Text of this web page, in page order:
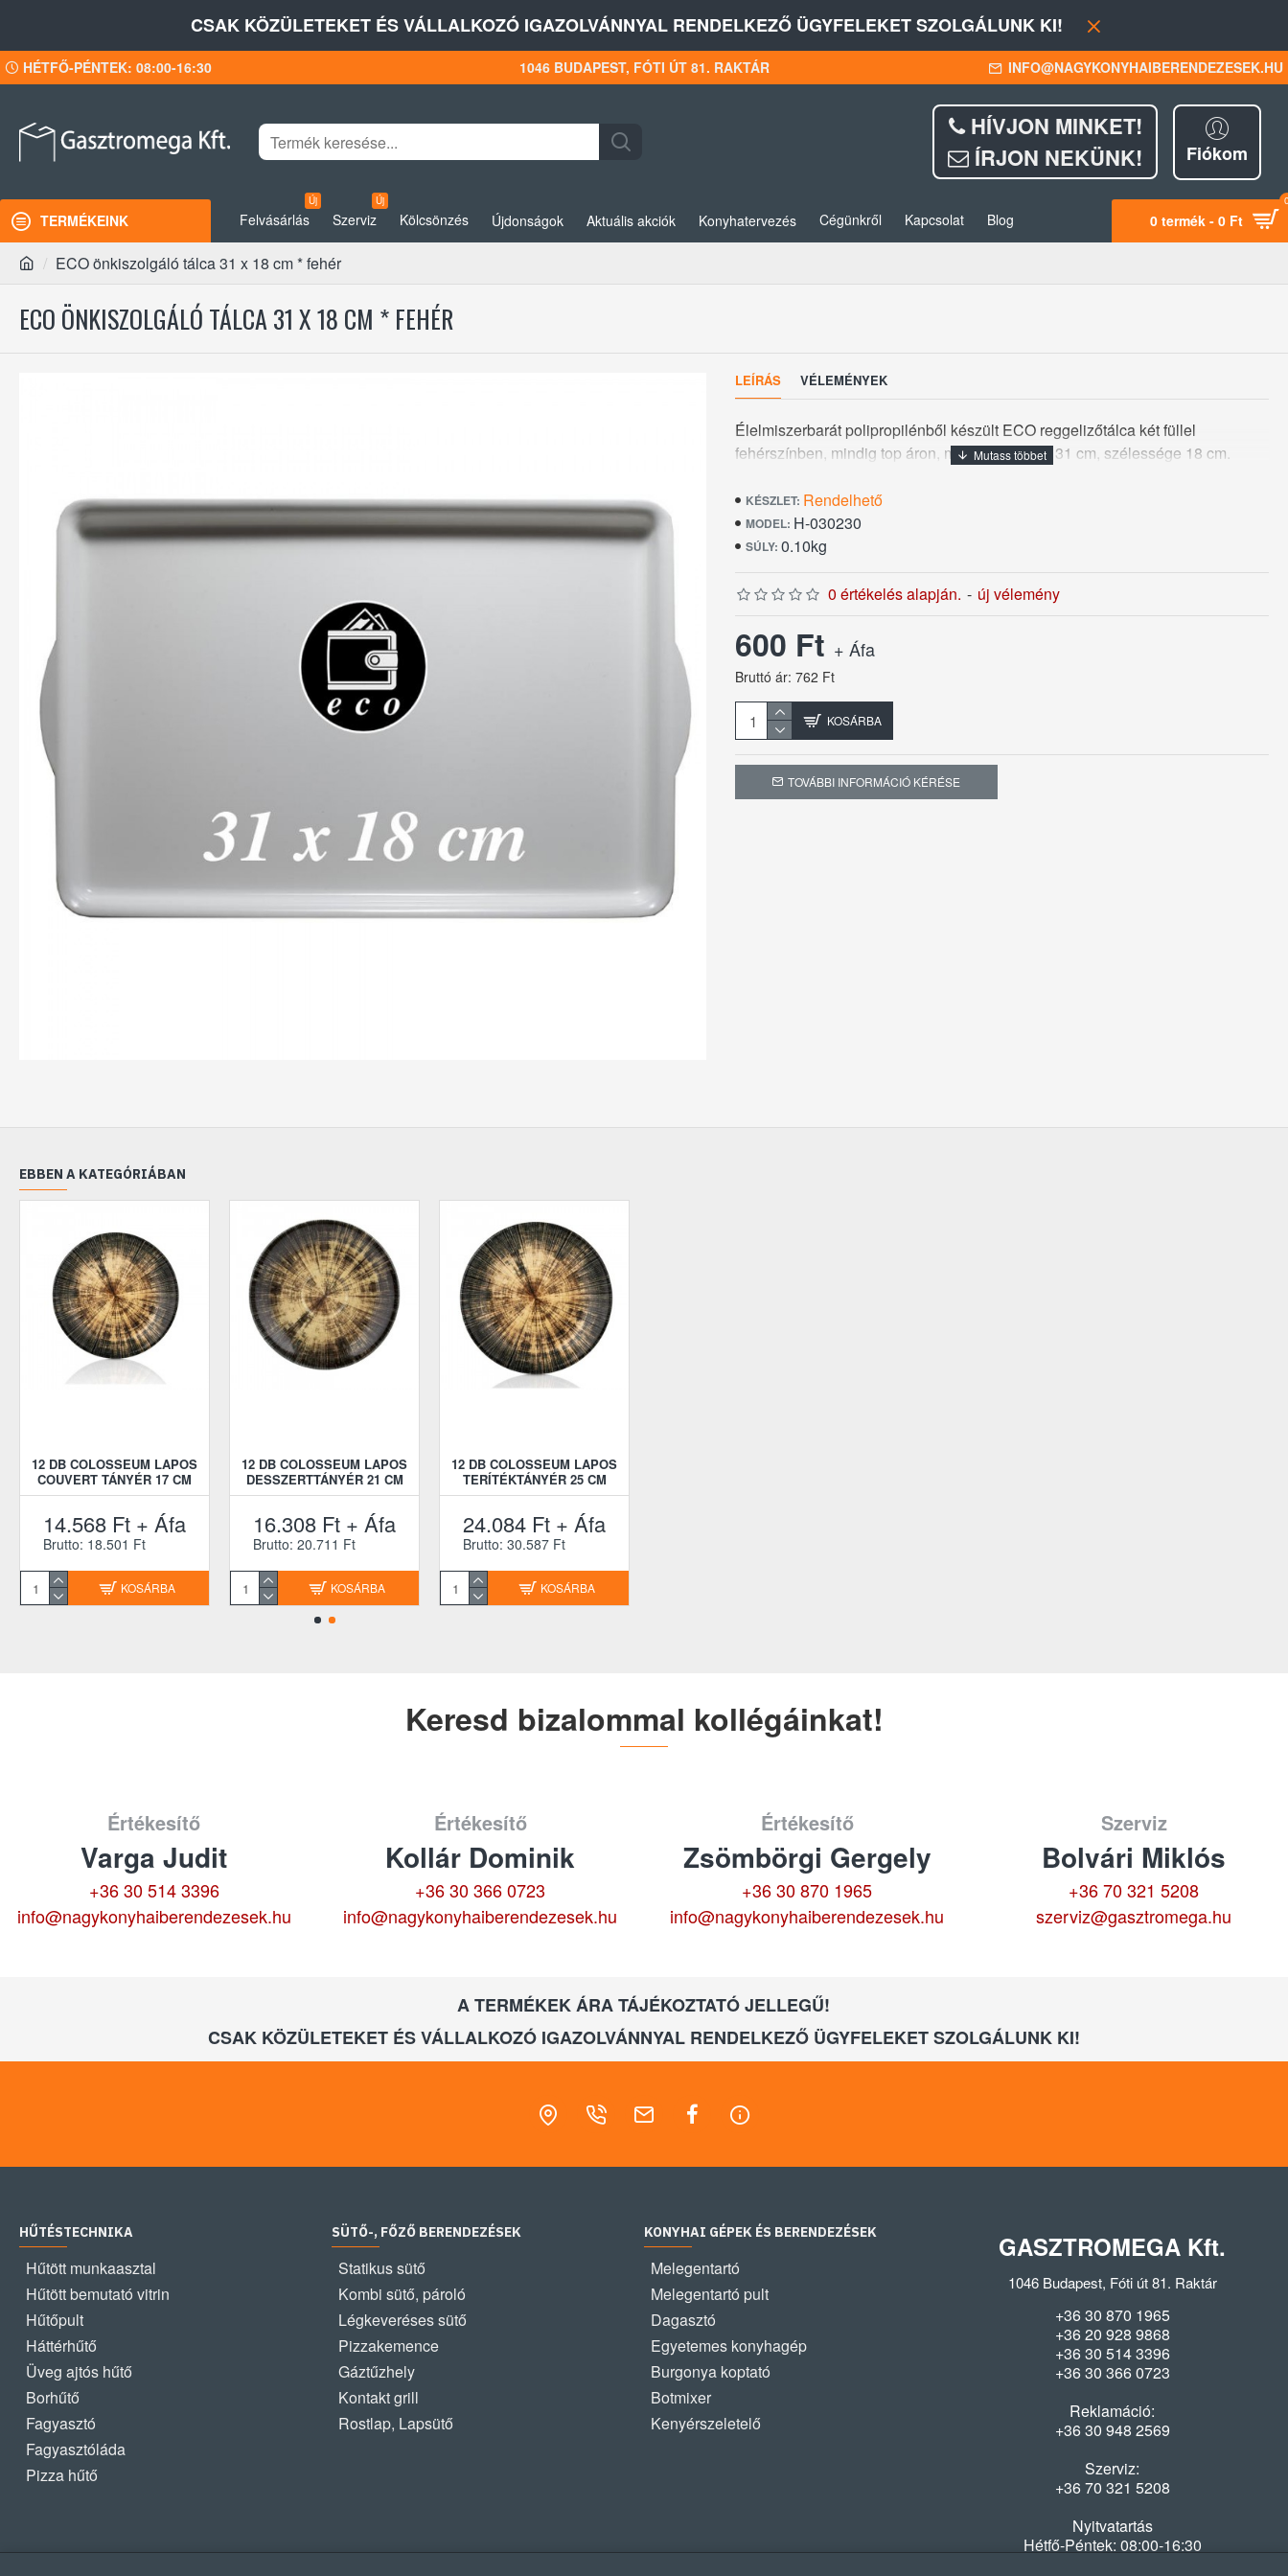
CSAK KÖZÜLETEKET ÉS VÁLLALKOZÓ IGAZOLVÁNNYAL RENDELKEZŐ ÜGYFELEKET SZOLGÁLUNK KI!
HÉTFŐ-PÉNTEK: 08:00-16:30 1046 BUDAPEST, FÓTI ÚT 81. RAKTÁR INFO@NAGYKONYHAIBERENDEZESEK.HU
HÍVJON MINKET!
ÍRJON NEKÜNK!
Fiókom
TERMÉKEINK Felvásárlás
Új
Szerviz
Új
Kölcsönzés Újdonságok Aktuális akciók Konyhatervezés Cégünkről Kapcsolat Blog 0 termék - 0 Ft
ECO önkiszolgáló tálca 31 x 18 cm * fehér
ECO ÖNKISZOLGÁLÓ TÁLCA 31 X 18 CM * FEHÉR
LEÍRÁS VÉLEMÉNYEK
Élelmiszerbarát polipropilénből készült ECO reggelizőtálca két füllel
fehérszínben, mindig top áron, méretei, hossza 31 cm, szélessége 18 cm.
KÉSZLET: Rendelhető
MODEL: H-030230
SÚLY: 0.10kg
0 értékelés alapján. - új vélemény
600 Ft + Áfa
Bruttó ár: 762 Ft
KOSÁRBA
TOVÁBBI INFORMÁCIÓ KÉRÉSE
EBBEN A KATEGÓRIÁBAN
12 DB COLOSSEUM LAPOS
COUVERT TÁNYÉR 17 CM
14.568 Ft + Áfa
Brutto: 18.501 Ft
KOSÁRBA
12 DB COLOSSEUM LAPOS
DESSZERTTÁNYÉR 21 CM
16.308 Ft + Áfa
Brutto: 20.711 Ft
KOSÁRBA
12 DB COLOSSEUM LAPOS
TERÍTÉKTÁNYÉR 25 CM
24.084 Ft + Áfa
Brutto: 30.587 Ft
KOSÁRBA
Keresd bizalommal kollégáinkat!
Értékesítő
Varga Judit
+36 30 514 3396
info@nagykonyhaiberendezesek.hu
Értékesítő
Kollár Dominik
+36 30 366 0723
info@nagykonyhaiberendezesek.hu
Értékesítő
Zsömbörgi Gergely
+36 30 870 1965
info@nagykonyhaiberendezesek.hu
Szerviz
Bolvári Miklós
+36 70 321 5208
szerviz@gasztromega.hu
A TERMÉKEK ÁRA TÁJÉKOZTATÓ JELLEGŰ!
CSAK KÖZÜLETEKET ÉS VÁLLALKOZÓ IGAZOLVÁNNYAL RENDELKEZŐ ÜGYFELEKET SZOLGÁLUNK KI!
HŰTÉSTECHNIKA
Hűtött munkaasztal
Hűtött bemutató vitrin
Hűtőpult
Háttérhűtő
Üveg ajtós hűtő
Borhűtő
Fagyasztó
Fagyasztóláda
Pizza hűtő
SÜTŐ-, FŐZŐ BERENDEZÉSEK
Statikus sütő
Kombi sütő, pároló
Légkeveréses sütő
Pizzakemence
Gáztűzhely
Kontakt grill
Rostlap, Lapsütő
KONYHAI GÉPEK ÉS BERENDEZÉSEK
Melegentartó
Melegentartó pult
Dagasztó
Egyetemes konyhagép
Burgonya koptató
Botmixer
Kenyérszeletelő
GASZTROMEGA Kft.
1046 Budapest, Fóti út 81. Raktár
+36 30 870 1965
+36 20 928 9868
+36 30 514 3396
+36 30 366 0723
Reklamáció:
+36 30 948 2569
Szerviz:
+36 70 321 5208
Nyitvatartás
Hétfő-Péntek: 08:00-16:30